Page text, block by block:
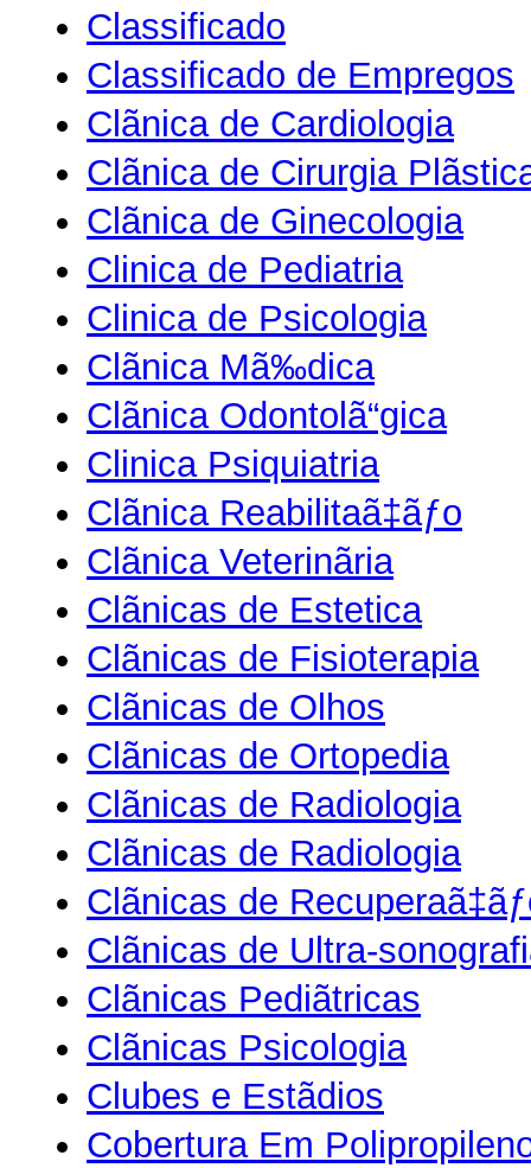
Classificado
Classificado de Empregos
Clãnica de Cardiologia
Clãnica de Cirurgia
Clãnica de Ginecologia
Clinica de Pediatria
Clinica de Psicologia
Clãnica Mã‰dica
Clãnica Odontolã“gica
Clinica Psiquiatria
Clãnica Reabilitaã‡ãƒo
Clãnica Veterinãria
Clãnicas de Estetica
Clãnicas de Fisioterapia
Clãnicas de Olhos
Clãnicas de Ortopedia
Clãnicas de Radiologia
Clãnicas de Radiologia
Clãnicas de
Clãnicas de Ultra-
Clãnicas Pediãtricas
Clãnicas Psicologia
Clubes e Estãdios
Cobertura Em